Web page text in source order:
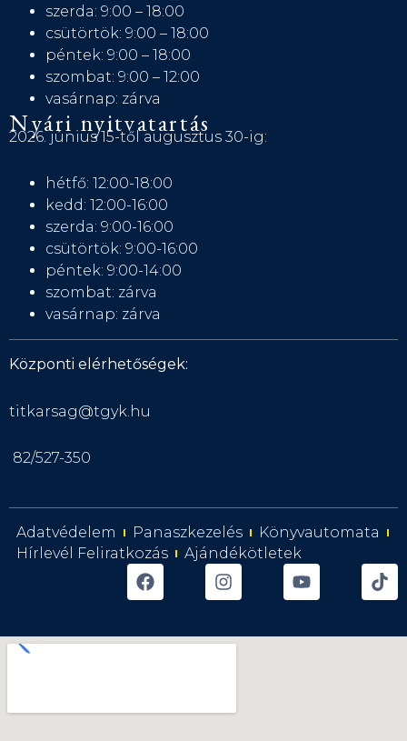
szerda: 9:00 – 18:00
csütörtök: 9:00 – 18:00
péntek: 9:00 – 18:00
szombat: 9:00 – 12:00
vasárnap: zárva
Nyári nyitvatartás
2026. június 15-től augusztus 30-ig:
hétfő: 12:00-18:00
kedd: 12:00-16:00
szerda: 9:00-16:00
csütörtök: 9:00-16:00
péntek: 9:00-14:00
szombat: zárva
vasárnap: zárva
Központi elérhetőségek:
titkarsag@tgyk.hu
82/527-350
Adatvédelem Panaszkezelés
Könyvautomata
Hírlevél Feliratkozás
Ajándékötletek